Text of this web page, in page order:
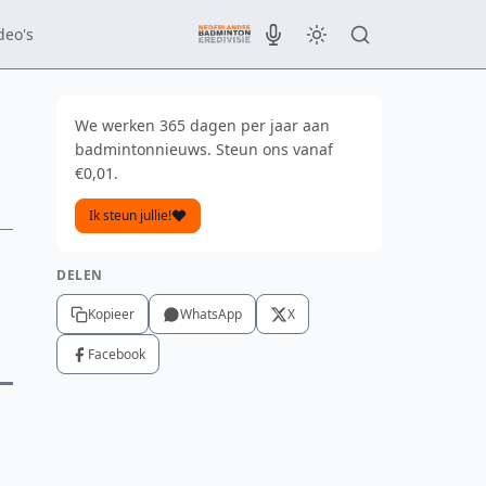
We werken 365 dagen per jaar aan
badmintonnieuws. Steun ons vanaf
€0,01.
Ik steun jullie!
DELEN
Kopieer WhatsApp X
Facebook